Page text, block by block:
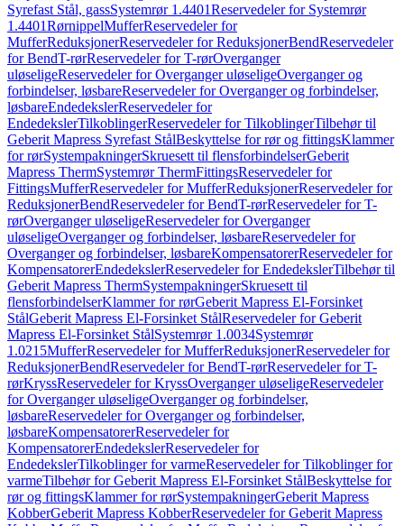
Syrefast Stål, gassSystemrør 1.4401Reservedeler for Systemrør
1.4401RørnippelMufferReservedeler for
MufferReduksjonerReservedeler for ReduksjonerBendReservedeler
for BendT-rørReservedeler for T-rørOverganger
uløseligeReservedeler for Overganger uløseligeOverganger og
forbindelser, løsbareReservedeler for Overganger og forbindelser,
løsbareEndedekslerReservedeler for
EndedekslerTilkoblingerReservedeler for TilkoblingerTilbehør til
Geberit Mapress Syrefast StålBeskyttelse for rør og fittingsKlammer
for rørSystempakningerSkruesett til flensforbindelserGeberit
Mapress ThermSystemrør ThermFittingsReservedeler for
FittingsMufferReservedeler for MufferReduksjonerReservedeler for
ReduksjonerBendReservedeler for BendT-rørReservedeler for T-
rørOverganger uløseligeReservedeler for Overganger
uløseligeOverganger og forbindelser, løsbareReservedeler for
Overganger og forbindelser, løsbareKompensatorerReservedeler for
KompensatorerEndedekslerReservedeler for EndedekslerTilbehør til
Geberit Mapress ThermSystempakningerSkruesett til
flensforbindelserKlammer for rørGeberit Mapress El-Forsinket
StålGeberit Mapress El-Forsinket StålReservedeler for Geberit
Mapress El-Forsinket StålSystemrør 1.0034Systemrør
1.0215MufferReservedeler for MufferReduksjonerReservedeler for
ReduksjonerBendReservedeler for BendT-rørReservedeler for T-
rørKryssReservedeler for KryssOverganger uløseligeReservedeler
for Overganger uløseligeOverganger og forbindelser,
løsbareReservedeler for Overganger og forbindelser,
løsbareKompensatorerReservedeler for
KompensatorerEndedekslerReservedeler for
EndedekslerTilkoblinger for varmeReservedeler for Tilkoblinger for
varmeTilbehør for Geberit Mapress El-Forsinket StålBeskyttelse for
rør og fittingsKlammer for rørSystempakningerGeberit Mapress
KobberGeberit Mapress KobberReservedeler for Geberit Mapress